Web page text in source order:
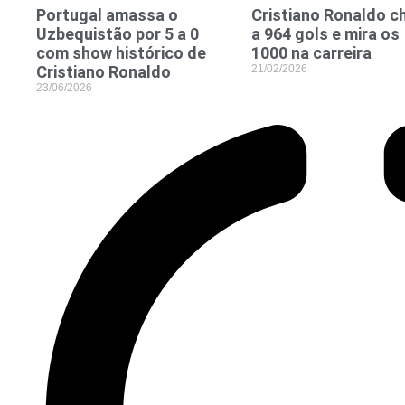
Portugal amassa o
Uzbequistão por 5 a 0
com show histórico de
Cristiano Ronaldo
23/06/2026
Cristiano Ronaldo
a 964 gols e mira os
1000 na carreira
21/02/2026